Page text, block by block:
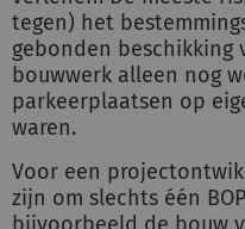
tegen) het
gebonden
bouwwerk alleen nog
parkeerplaatsen op
waren.
Voor een
zijn om slechts één